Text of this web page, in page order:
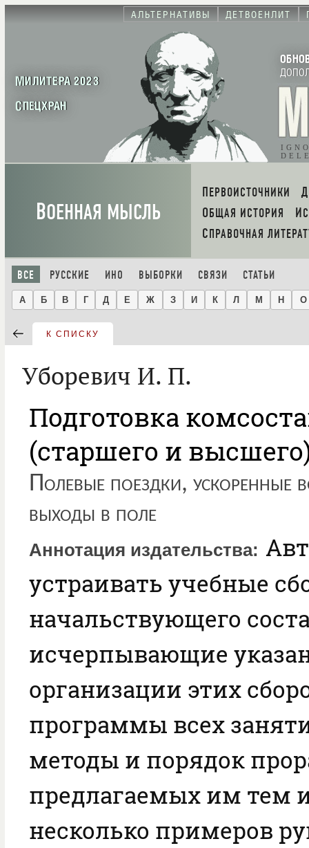
АЛЬТЕРНАТИВЫ ДЕТВОЕНЛИТ
МИЛИТЕРА 2023
СПЕЦХРАН
ВОЕННАЯ МЫСЛЬ
ПЕРВОИСТОЧНИКИ
ОБЩАЯ ИСТОРИЯ
СПРАВОЧНАЯ
ВСЕ РУССКИЕ ИНО ВЫБОРКИ СВЯЗИ СТАТЬИ
А Б В Г Д Е Ж З И К Л М Н О
К СПИСКУ
Уборевич И. П.
Подготовка
(старшего и
Полевые поездки, ускоренные
выходы в поле
Аннотация издательства
устраивать учебные
начальствующего
исчерпывающие
организации этих
программы всех
методы и порядок
предлагаемых им тем
несколько примеров